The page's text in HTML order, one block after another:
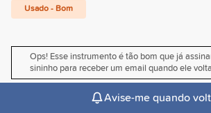
Usado - Bom
Ops! Esse instrumento é tão bom que já
sininho para receber um email quando ele
Avise-me quando